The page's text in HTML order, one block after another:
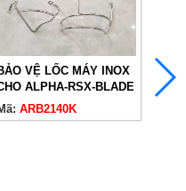
VỆ LỐC MÁY INOX
ALPHA-RSX-BLADE
ARB2140K